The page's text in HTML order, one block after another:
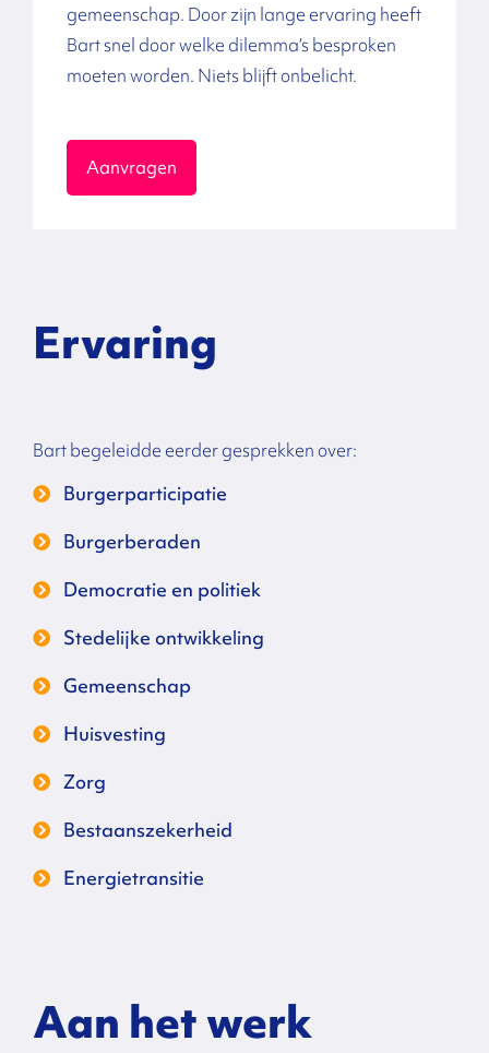
gemeenschap. Door zijn lange ervaring heeft
Bart snel door welke dilemma’s besproken
moeten worden. Niets blijft onbelicht.
Aanvragen
Ervaring
Bart begeleidde eerder gesprekken over:
Burgerparticipatie
Burgerberaden
Democratie en politiek
Stedelijke ontwikkeling
Gemeenschap
Huisvesting
Zorg
Bestaanszekerheid
Energietransitie
Aan het werk